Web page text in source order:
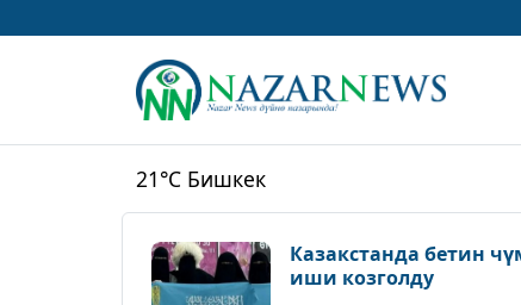
21°C Бишкек
Казакстанда бетин
иши козголду